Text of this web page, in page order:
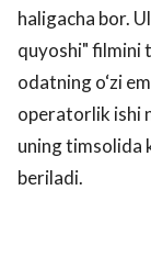
haligacha bor.
quyoshi" filmini
odatning o‘zi
operatorlik ishi
uning timsolida
beriladi.